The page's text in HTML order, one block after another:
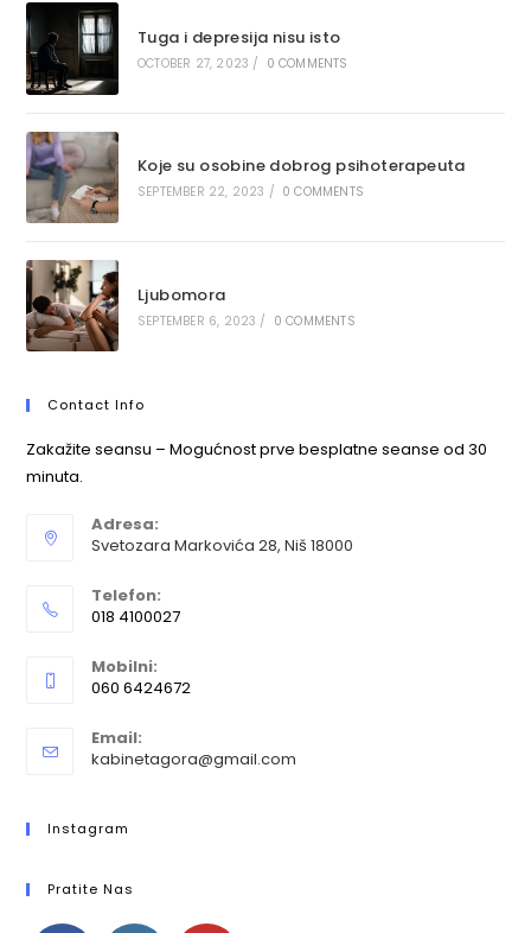
Tuga i depresija nisu isto
OCTOBER 27, 2023 / 0 COMMENTS
Koje su osobine dobrog psihoterapeuta
SEPTEMBER 22, 2023 / 0 COMMENTS
Ljubomora
SEPTEMBER 6, 2023 / 0 COMMENTS
Contact Info
Zakažite seansu – Mogućnost prve besplatne seanse od 30
minuta.
Adresa:
Svetozara Markovića 28, Niš 18000
Telefon:
018 4100027
Mobilni:
060 6424672
Email:
kabinetagora@gmail.com
Instagram
Pratite Nas